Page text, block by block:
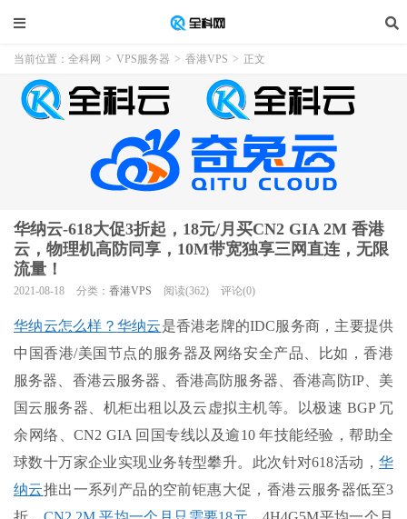
当前位置： 全科网 > VPS服务器 > 香港VPS > 正文
华纳云-618大促3折起，18元/月买CN2 GIA 2M 香港
云，物理机高防同享，10M带宽独享三网直连，无限
流量！
2021-08-18 分类： 香港VPS 阅读(362) 评论(0)
华纳云怎么样？ 华纳云是香港老牌的IDC服务商，主要提供
中国香港/美国节点的服务器及网络安全产品、比如，香港
服务器、香港云服务器、香港高防服务器、香港高防IP、美
国云服务器、机柜出租以及云虚拟主机等。以极速 BGP 冗
余网络、CN2 GIA 回国专线以及逾10 年技能经验，帮助全
球数十万家企业实现业务转型攀升。此次针对618活动， 华
纳云推出一系列产品的空前钜惠大促，香港云服务器低至3